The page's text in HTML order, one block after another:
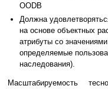
OODB
Должна
на основе объектных
атрибуты со
определяемые
наследования).
Масштабируемость